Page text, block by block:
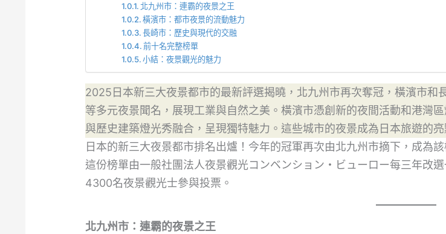
北九州市：連霸的夜景之王
橫濱市：都市夜景的流動魅力
長崎市：歷史與現代的交融
前十名完整榜單
小結：夜景觀光的魅力
2025日本新三大夜景都市的最新評選揭曉，北九州市再次奪冠，橫濱市
等多元夜景聞名，展現工業與自然之美。橫濱市憑創新的夜間活動和港灣
與歷史建築燈光秀融合，呈現獨特魅力。這些城市的夜景成為日本旅遊的
日本的新三大夜景都市排名出爐！今年的冠軍再次由北九州市摘下，成為
這份榜單由一般社團法人夜景觀光コンベンション・ビューロー每三年改
4300名夜景觀光士參與投票。
北九州市：連霸的夜景之王